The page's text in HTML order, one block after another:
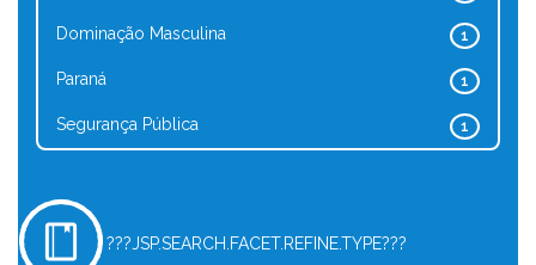
1
Dominação Masculina
1
Paraná
1
Segurança Pública
???JSP.SEARCH.FACET.REFINE.TYPE???